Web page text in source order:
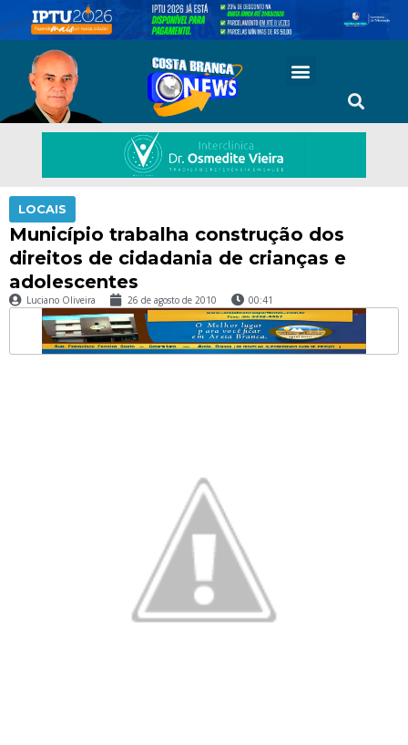
LOCAIS
Município trabalha construção dos
direitos de cidadania de crianças e
adolescentes
Luciano Oliveira 26 de agosto de 2010 00:41